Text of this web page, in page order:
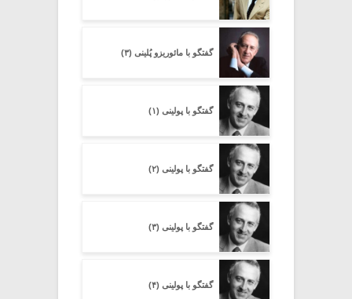
گفتگو با مائوریزو پُلینی (۳)
گفتگو با پولینی (۱)
گفتگو با پولینی (۲)
گفتگو با پولینی (۳)
گفتگو با پولینی (۴)